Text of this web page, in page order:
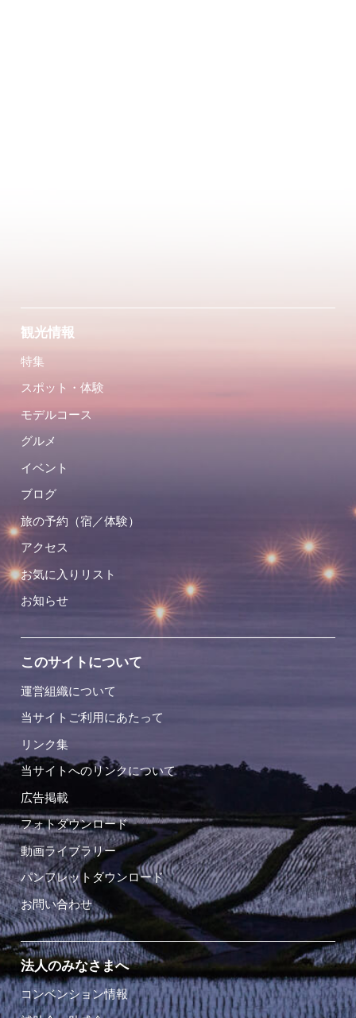
観光情報
特集
スポット・体験
モデルコース
グルメ
イベント
ブログ
旅の予約（宿／体験）
アクセス
お気に入りリスト
お知らせ
このサイトについて
運営組織について
当サイトご利用にあたって
リンク集
当サイトへのリンクについて
広告掲載
フォトダウンロード
動画ライブラリー
パンフレットダウンロード
お問い合わせ
法人のみなさまへ
コンベンション情報